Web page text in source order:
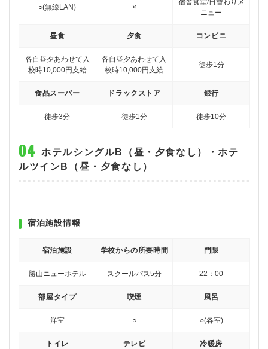
○(無線LAN) ×
宿舎食堂/日替わりメ
ニュー
昼食
各自昼夕あわせて入
校時10,000円支給
夕食
各自昼夕あわせて入
校時10,000円支給
コンビニ
徒歩1分
食品スーパー
徒歩3分
ドラックストア
徒歩1分
銀行
徒歩10分
ホテルシングルB（昼・夕食なし）・ホテ
ルツインB（昼・夕食なし）
宿泊施設情報
宿泊施設
勝山ニューホテル
学校からの所要時間
スクールバス5分
門限
22：00
部屋タイプ
洋室
喫煙
○
風呂
○(各室)
トイレ テレビ 冷暖房